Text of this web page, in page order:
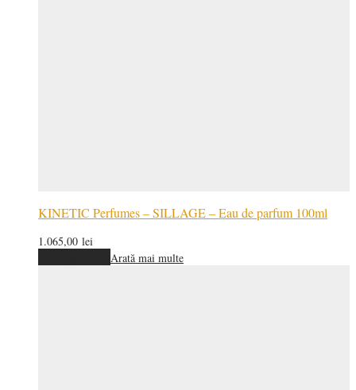
KINETIC Perfumes – SILLAGE – Eau de parfum 100ml
1.065,00 lei
Arată mai multe